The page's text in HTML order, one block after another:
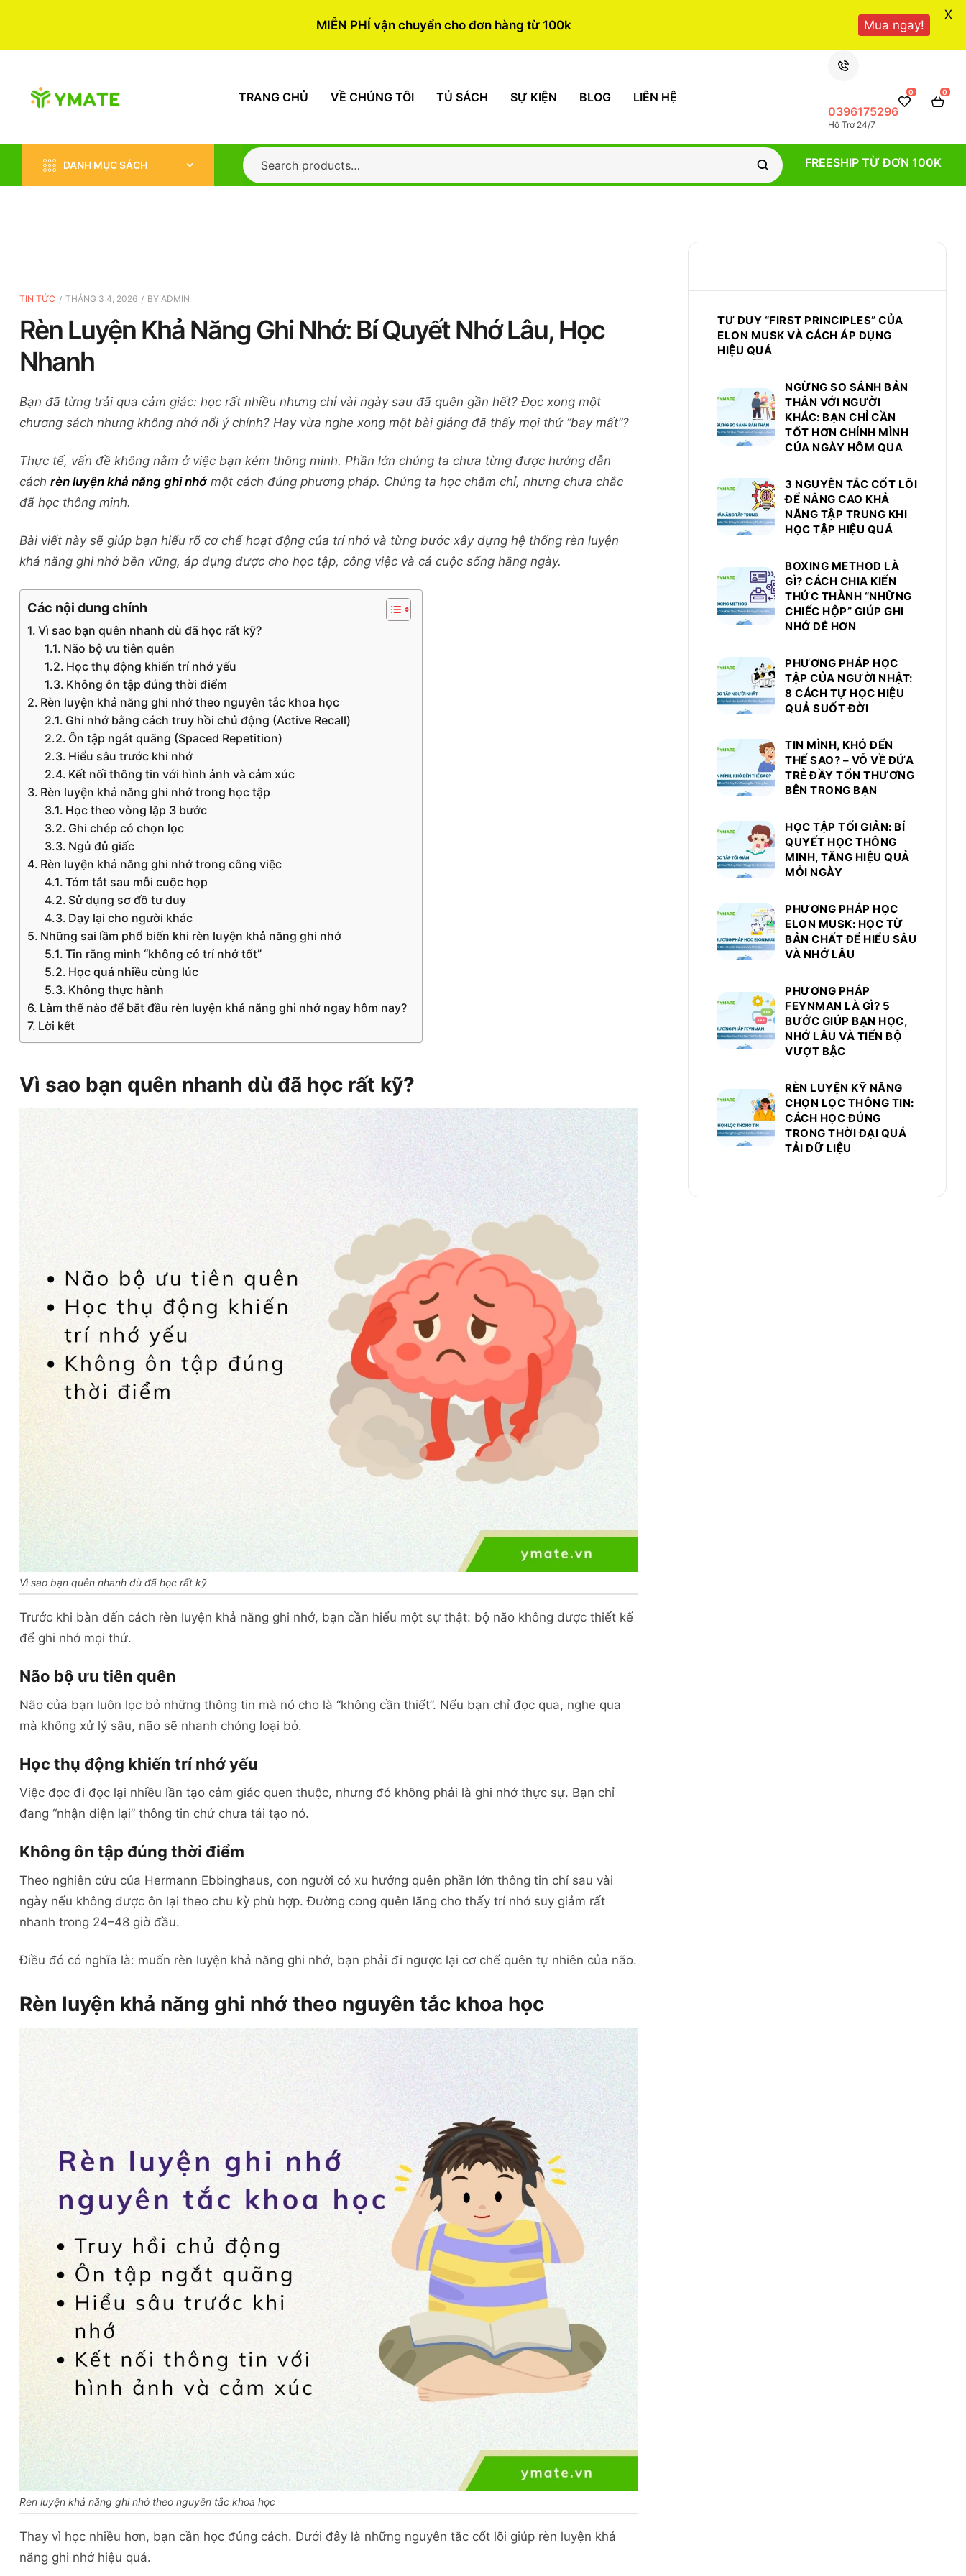
TRANG CHỦ VỀ CHÚNG TÔI TỦ SÁCH SỰ KIỆN BLOG
LIÊN HỆ
0396175296
Hỗ Trợ 24/7
0 0
DANH MỤC SÁCH FREESHIP TỪ ĐƠN 100K
TIN TỨC THÁNG 3 4, 2026 BY ADMIN
Rèn Luyện Khả Năng Ghi Nhớ: Bí Quyết Nhớ Lâu, Học
Nhanh
Bạn đã từng trải qua cảm giác: học rất nhiều nhưng chỉ vài ngày sau đã quên gần hết? Đọc xong một
chương sách nhưng không nhớ nổi ý chính? Hay vừa nghe xong một bài giảng đã thấy mọi thứ “bay mất”?
Thực tế, vấn đề không nằm ở việc bạn kém thông minh. Phần lớn chúng ta chưa từng được hướng dẫn
cách rèn luyện khả năng ghi nhớmột cách đúng phương pháp. Chúng ta học chăm chỉ, nhưng chưa chắc
đã học thông minh.
Bài viết này sẽ giúp bạn hiểu rõ cơ chế hoạt động của trí nhớ và từng bước xây dựng hệ thống rèn luyện
khả năng ghi nhớ bền vững, áp dụng được cho học tập, công việc và cả cuộc sống hằng ngày.
Các nội dung chính
Vì sao bạn quên nhanh dù đã học rất kỹ?
Não bộ ưu tiên quên
Học thụ động khiến trí nhớ yếu
Không ôn tập đúng thời điểm
Rèn luyện khả năng ghi nhớ theo nguyên tắc khoa học
Ghi nhớ bằng cách truy hồi chủ động (Active Recall)
Ôn tập ngắt quãng (Spaced Repetition)
Hiểu sâu trước khi nhớ
Kết nối thông tin với hình ảnh và cảm xúc
Rèn luyện khả năng ghi nhớ trong học tập
Học theo vòng lặp 3 bước
Ghi chép có chọn lọc
Ngủ đủ giấc
Rèn luyện khả năng ghi nhớ trong công việc
Tóm tắt sau mỗi cuộc họp
Sử dụng sơ đồ tư duy
Dạy lại cho người khác
Những sai lầm phổ biến khi rèn luyện khả năng ghi nhớ
Tin rằng mình “không có trí nhớ tốt”
Học quá nhiều cùng lúc
Không thực hành
Làm thế nào để bắt đầu rèn luyện khả năng ghi nhớ ngay hôm nay?
Lời kết
Vì sao bạn quên nhanh dù đã học rất kỹ?
Vì sao bạn quên nhanh dù đã học rất kỹ
Trước khi bàn đến cách rèn luyện khả năng ghi nhớ, bạn cần hiểu một sự thật: bộ não không được thiết kế
để ghi nhớ mọi thứ.
Não bộ ưu tiên quên
Não của bạn luôn lọc bỏ những thông tin mà nó cho là “không cần thiết”. Nếu bạn chỉ đọc qua, nghe qua
mà không xử lý sâu, não sẽ nhanh chóng loại bỏ.
Học thụ động khiến trí nhớ yếu
Việc đọc đi đọc lại nhiều lần tạo cảm giác quen thuộc, nhưng đó không phải là ghi nhớ thực sự. Bạn chỉ
đang “nhận diện lại” thông tin chứ chưa tái tạo nó.
Không ôn tập đúng thời điểm
Theo nghiên cứu của Hermann Ebbinghaus, con người có xu hướng quên phần lớn thông tin chỉ sau vài
ngày nếu không được ôn lại theo chu kỳ phù hợp. Đường cong quên lãng cho thấy trí nhớ suy giảm rất
nhanh trong 24–48 giờ đầu.
Điều đó có nghĩa là: muốn rèn luyện khả năng ghi nhớ, bạn phải đi ngược lại cơ chế quên tự nhiên của não.
Rèn luyện khả năng ghi nhớ theo nguyên tắc khoa học
Rèn luyện khả năng ghi nhớ theo nguyên tắc khoa học
Thay vì học nhiều hơn, bạn cần học đúng cách. Dưới đây là những nguyên tắc cốt lõi giúp rèn luyện khả
năng ghi nhớ hiệu quả.
TƯ DUY “FIRST PRINCIPLES” CỦA
ELON MUSK VÀ CÁCH ÁP DỤNG
HIỆU QUẢ
NGỪNG SO SÁNH BẢN
THÂN VỚI NGƯỜI
KHÁC: BẠN CHỈ CẦN
TỐT HƠN CHÍNH MÌNH
CỦA NGÀY HÔM QUA
3 NGUYÊN TẮC CỐT LÕI
ĐỂ NÂNG CAO KHẢ
NĂNG TẬP TRUNG KHI
HỌC TẬP HIỆU QUẢ
BOXING METHOD LÀ
GÌ? CÁCH CHIA KIẾN
THỨC THÀNH “NHỮNG
CHIẾC HỘP” GIÚP GHI
NHỚ DỄ HƠN
PHƯƠNG PHÁP HỌC
TẬP CỦA NGƯỜI NHẬT:
8 CÁCH TỰ HỌC HIỆU
QUẢ SUỐT ĐỜI
TIN MÌNH, KHÓ ĐẾN
THẾ SAO? – VỖ VỀ ĐỨA
TRẺ ĐẦY TỔN THƯƠNG
BÊN TRONG BẠN
HỌC TẬP TỐI GIẢN: BÍ
QUYẾT HỌC THÔNG
MINH, TĂNG HIỆU QUẢ
MỖI NGÀY
PHƯƠNG PHÁP HỌC
ELON MUSK: HỌC TỪ
BẢN CHẤT ĐỂ HIỂU SÂU
VÀ NHỚ LÂU
PHƯƠNG PHÁP
FEYNMAN LÀ GÌ? 5
BƯỚC GIÚP BẠN HỌC,
NHỚ LÂU VÀ TIẾN BỘ
VƯỢT BẬC
RÈN LUYỆN KỸ NĂNG
CHỌN LỌC THÔNG TIN:
CÁCH HỌC ĐÚNG
TRONG THỜI ĐẠI QUÁ
TẢI DỮ LIỆU
MIỄN PHÍ vận chuyển cho đơn hàng từ 100k Mua ngay!
X